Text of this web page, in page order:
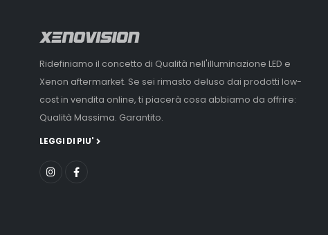
Ridefiniamo il concetto di Qualità nell'illuminazione LED e
Xenon aftermarket. Se sei rimasto deluso dai prodotti low-
cost in vendita online, ti piacerà cosa abbiamo da offrire:
Qualità Massima. Garantito.
LEGGI DI PIU'